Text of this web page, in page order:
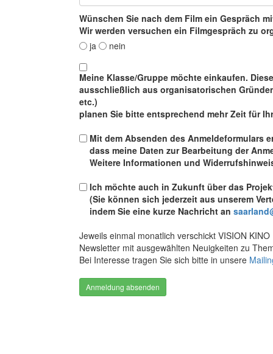
Wünschen Sie nach dem Film ein Gespräch
Wir werden versuchen ein Filmgespräch zu
ja
nein
Meine Klasse/Gruppe möchte einkaufen.
ausschließlich aus organisatorischen
etc.)
planen Sie bitte entsprechend mehr Zeit für
Mit dem Absenden des Anmeldeformulars
dass meine Daten zur Bearbeitung der
Weitere Informationen und
Ich möchte auch in Zukunft über das
(Sie können sich jederzeit aus unserem
indem Sie eine kurze Nachricht an
Jeweils einmal monatlich verschickt VISION
Newsletter mit ausgewählten Neuigkeiten zu
Bei Interesse tragen Sie sich bitte in unsere
Anmeldung absenden